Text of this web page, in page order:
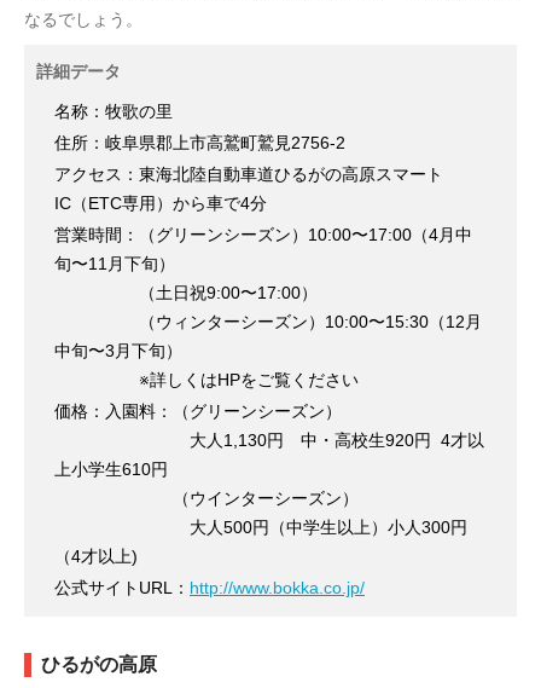
なるでしょう。
詳細データ
名称：牧歌の里
住所：岐阜県郡上市高鷲町鷲見2756-2
アクセス：東海北陸自動車道ひるがの高原スマート
IC（ETC専用）から車で4分
営業時間：（グリーンシーズン）10:00〜17:00（4月中
旬〜11月下旬）
（土日祝9:00〜17:00）
（ウィンターシーズン）10:00〜15:30（12月
中旬〜3月下旬）
※詳しくはHPをご覧ください
価格：入園料：（グリーンシーズン）
大人1,130円 中・高校生920円 4才以
上小学生610円
（ウインターシーズン）
大人500円（中学生以上）小人300円
（4才以上)
公式サイトURL： http://www.bokka.co.jp/
ひるがの高原